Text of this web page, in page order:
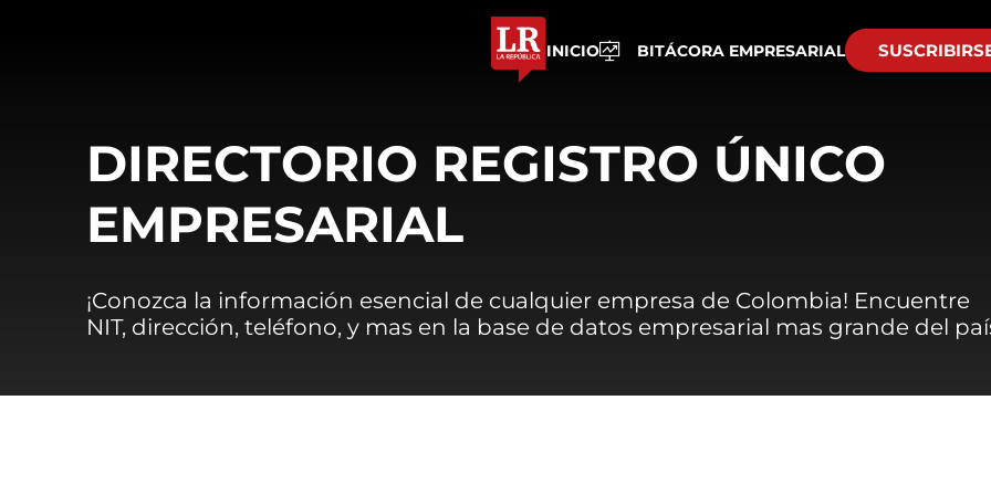
INICIO BITÁCORA EMPRESARIAL
DIRECTORIO REGISTRO ÚNICO
EMPRESARIAL
¡Conozca la información esencial de cualquier empresa de Colombia! Encuentre
NIT, dirección, teléfono, y mas en la base de datos empresarial mas grande del